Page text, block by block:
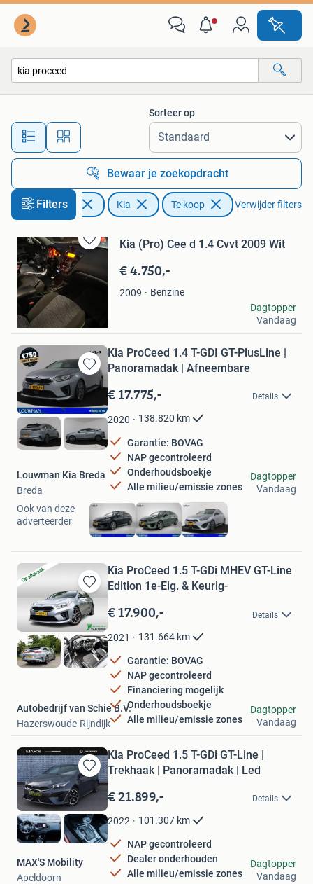
Alle afstanden…
Sorteer op
Bewaar je zoekopdracht
Filters
Auto's Kia Te koop Verwijder filters
Bewaren
in
Mijn
Favorieten
Kia (Pro) Cee d 1.4 Cvvt 2009 Wit
€ 4.750,-
2009
Benzine
Fazil Azizi
Eindhoven
Dagtopper
Vandaag
Bewaren
in
Mijn
Favorieten
Kia ProCeed 1.4 T-GDI GT-PlusLine |
Panoramadak | Afneembare
€ 17.775,- Details
2020 138.820 km
Garantie: BOVAG
NAP gecontroleerd
Onderhoudsboekje
Alle milieu/emissie zones
Louwman Kia Breda
Breda
Dagtopper
Vandaag
Ook van deze
adverteerder
Bewaren
in
Mijn
Favorieten
Kia ProCeed 1.5 T-GDi MHEV GT-Line
Edition 1e-Eig. & Keurig-
€ 17.900,- Details
2021 131.664 km
Garantie: BOVAG
NAP gecontroleerd
Financiering mogelijk
Onderhoudsboekje
Alle milieu/emissie zones
Autobedrijf van Schie B.V.
Hazerswoude-Rijndijk
Dagtopper
Vandaag
Bewaren
in
Mijn
Favorieten
Kia ProCeed 1.5 T-GDi GT-Line |
Trekhaak | Panoramadak | Led
€ 21.899,- Details
2022 101.307 km
NAP gecontroleerd
Dealer onderhouden
Alle milieu/emissie zones
MAX'S Mobility
Apeldoorn
Dagtopper
Vandaag